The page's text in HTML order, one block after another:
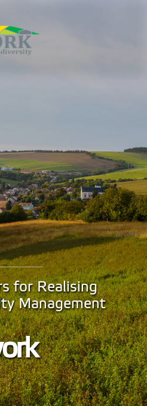
for Realising
Management